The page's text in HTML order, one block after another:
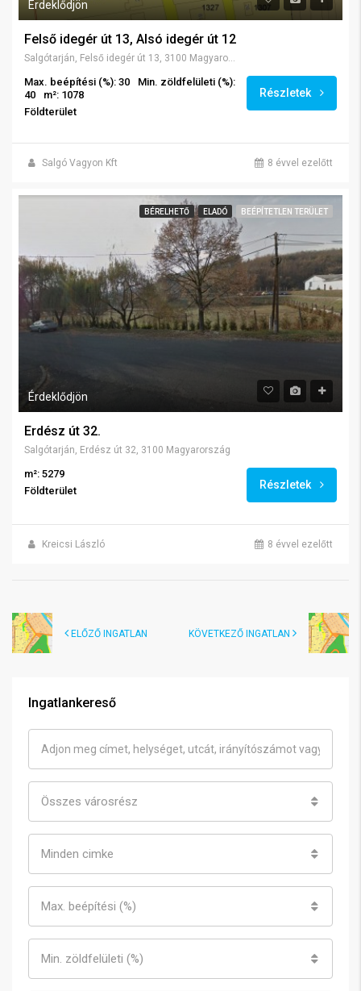
Érdeklődjön
Felső idegér út 13, Alsó idegér út 12
Salgótarján, Felső idegér út 13, 3100 Magyarország
Max. beépítési (%): 30
Min. zöldfelületi (%):
40
m²: 1078
Földterület
Részletek
Salgó Vagyon Kft 8 évvel ezelőtt
BÉRELHETŐ ELADÓ BEÉPÍTETLEN TERÜLET
Érdeklődjön
Erdész út 32.
Salgótarján, Erdész út 32, 3100 Magyarország
m²: 5279
Földterület
Részletek
Kreicsi László 8 évvel ezelőtt
ELŐZŐ INGATLAN KÖVETKEZŐ INGATLAN
Ingatlankereső
Összes városrész
Minden cimke
Max. beépítési (%)
Min. zöldfelületi (%)